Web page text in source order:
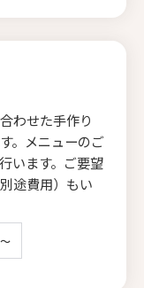
わせた手作り
。メニューのご
います。ご要望
途費用）もい